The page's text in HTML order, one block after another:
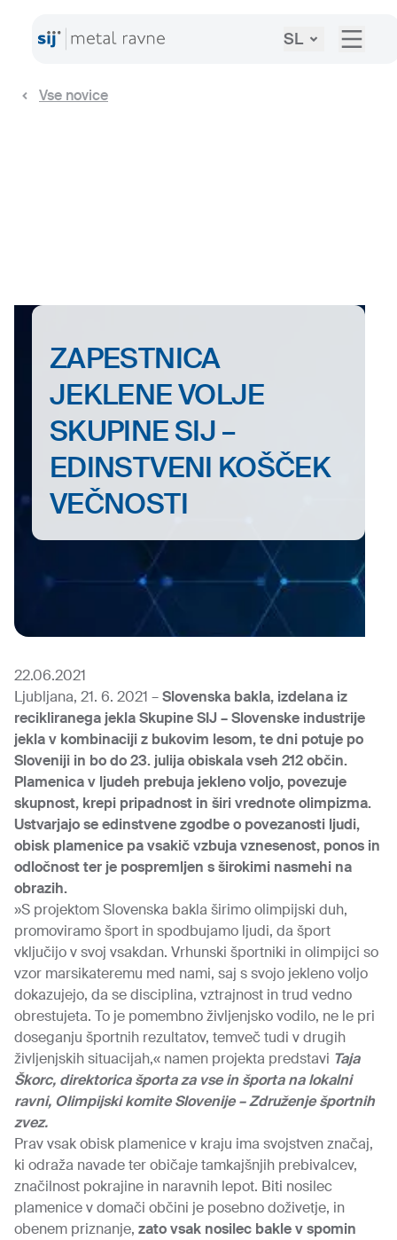
SL
Vse novice
ZAPESTNICA
JEKLENE VOLJE
SKUPINE SIJ –
EDINSTVENI KOŠČEK
VEČNOSTI
22.06.2021
Ljubljana, 21. 6. 2021 –Slovenska bakla, izdelana iz
recikliranega jekla Skupine SIJ – Slovenske industrije
jekla v kombinaciji z bukovim lesom, te dni potuje po
Sloveniji in bo do 23. julija obiskala vseh 212 občin.
Plamenica v ljudeh prebuja jekleno voljo, povezuje
skupnost, krepi pripadnost in širi vrednote olimpizma.
Ustvarjajo se edinstvene zgodbe o povezanosti ljudi,
obisk plamenice pa vsakič vzbuja vznesenost, ponos in
odločnost ter je pospremljen s širokimi nasmehi na
obrazih.
»S projektom Slovenska bakla širimo olimpijski duh,
promoviramo šport in spodbujamo ljudi, da šport
vključijo v svoj vsakdan. Vrhunski športniki in olimpijci so
vzor marsikateremu med nami, saj s svojo jekleno voljo
dokazujejo, da se disciplina, vztrajnost in trud vedno
obrestujeta. To je pomembno življenjsko vodilo, ne le pri
doseganju športnih rezultatov, temveč tudi v drugih
življenjskih situacijah,« namen projekta predstavi Taja
Škorc, direktorica športa za vse in športa na lokalni
ravni, Olimpijski komite Slovenije – Združenje športnih
zvez.
Prav vsak obisk plamenice v kraju ima svojstven značaj,
ki odraža navade ter običaje tamkajšnjih prebivalcev,
značilnost pokrajine in naravnih lepot. Biti nosilec
plamenice v domači občini je posebno doživetje, in
obenem priznanje, zato vsak nosilec bakle v spomin